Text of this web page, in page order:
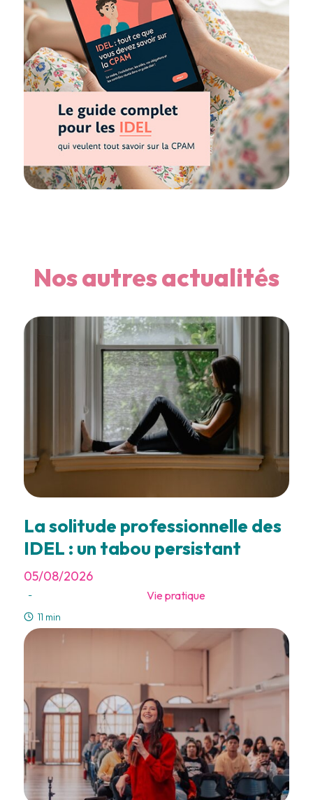
Nos autres actualités
La solitude professionnelle des
IDEL : un tabou persistant
05/08/2026
- Vie pratique
11 min